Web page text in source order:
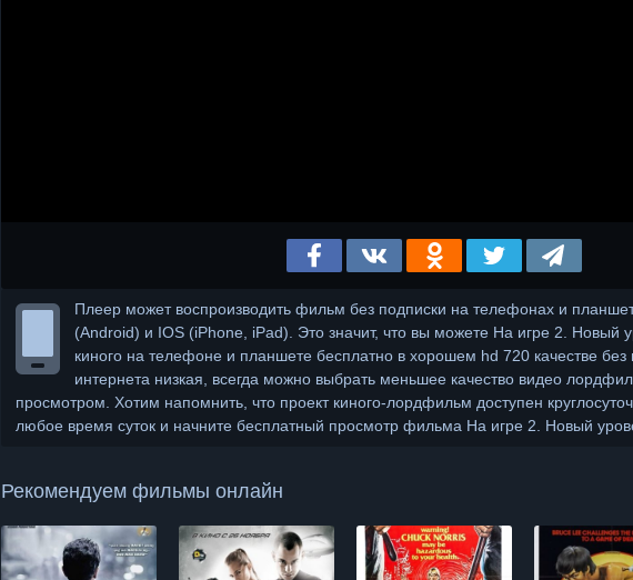
Плеер может воспроизводить фильм без подписки на телефонах и
(Android) и IOS (iPhone, iPad). Это значит, что вы можете На игре 2. Новый
киного на телефоне и планшете бесплатно в хорошем hd 720 качестве без
интернета низкая, всегда можно выбрать меньшее качество видео
просмотром. Хотим напомнить, что проект киного-лордфильм доступен
любое время суток и начните бесплатный просмотр фильма На игре 2. Новый
Рекомендуем фильмы онлайн